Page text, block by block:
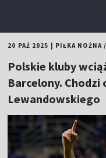
20 PAŹ 2025 PIŁKA NOŻNA/
Polskie kluby
Barcelony.
Lewandowskiego